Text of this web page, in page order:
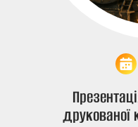
друкованої